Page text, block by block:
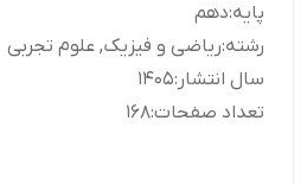
پایه:دهم
رشته:ریاضی و فیزیک, علوم تجربی
سال انتشار :
1405
تعداد صفحات:
168